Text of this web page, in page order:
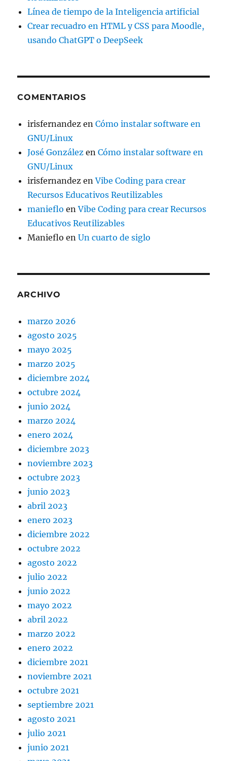
Línea de tiempo de la Inteligencia artificial
Crear recuadro en HTML y CSS para Moodle,
usando ChatGPT o DeepSeek
COMENTARIOS
irisfernandez enCómo instalar software en
GNU/Linux
José González enCómo instalar software en
GNU/Linux
irisfernandez enVibe Coding para crear
Recursos Educativos Reutilizables
manieflo enVibe Coding para crear Recursos
Educativos Reutilizables
Manieflo enUn cuarto de siglo
ARCHIVO
marzo 2026
agosto 2025
mayo 2025
marzo 2025
diciembre 2024
octubre 2024
junio 2024
marzo 2024
enero 2024
diciembre 2023
noviembre 2023
octubre 2023
junio 2023
abril 2023
enero 2023
diciembre 2022
octubre 2022
agosto 2022
julio 2022
junio 2022
mayo 2022
abril 2022
marzo 2022
enero 2022
diciembre 2021
noviembre 2021
octubre 2021
septiembre 2021
agosto 2021
julio 2021
junio 2021